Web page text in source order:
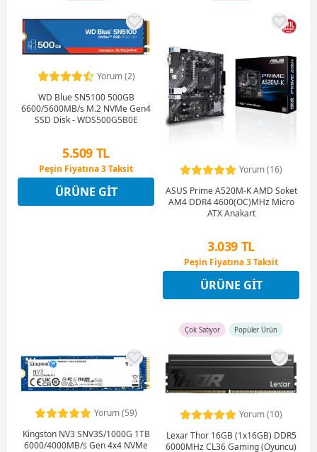
Yorum (2)
WD Blue SN5100 500GB
6600/5600MB/s M.2 NVMe Gen4
SSD Disk - WDS500G5B0E
5.509 TL
Peşin Fiyatına 3 Taksit
12 Ay x 648 TL taksitle
Peşin Fiyatına 3 Taksit
ÜRÜNE GIT
Yorum (16)
ASUS Prime A520M-K AMD Soket
AM4 DDR4 4600(OC)MHz Micro
ATX Anakart
3.039 TL
Peşin Fiyatına 3 Taksit
12 Ay x 357 TL taksitle
Peşin Fiyatına 3 Taksit
ÜRÜNE GIT
Yorum (59)
Kingston NV3 SNV3S/1000G 1TB
6000/4000MB/s Gen 4x4 NVMe
Çok Satıyor Popüler Ürün
Yorum (10)
Lexar Thor 16GB (1x16GB) DDR5
6000MHz CL36 Gaming (Oyuncu)